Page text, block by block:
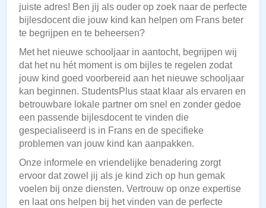
juiste adres! Ben jij als ouder op zoek naar de perfecte
bijlesdocent die jouw kind kan helpen om Frans beter
te begrijpen en te beheersen?
Met het nieuwe schooljaar in aantocht, begrijpen wij
dat het nu hét moment is om bijles te regelen zodat
jouw kind goed voorbereid aan het nieuwe schooljaar
kan beginnen. StudentsPlus staat klaar als ervaren en
betrouwbare lokale partner om snel en zonder gedoe
een passende bijlesdocent te vinden die
gespecialiseerd is in Frans en de specifieke
problemen van jouw kind kan aanpakken.
Onze informele en vriendelijke benadering zorgt
ervoor dat zowel jij als je kind zich op hun gemak
voelen bij onze diensten. Vertrouw op onze expertise
en laat ons helpen bij het vinden van de perfecte